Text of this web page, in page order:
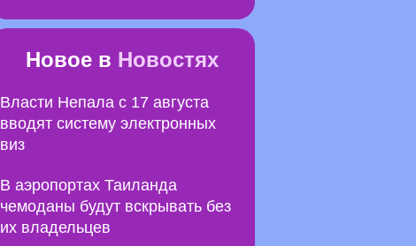
Новое в Новостях
Власти Непала с 17 августа
вводят систему электронных
виз
В аэропортах Таиланда
чемоданы будут вскрывать без
их владельцев